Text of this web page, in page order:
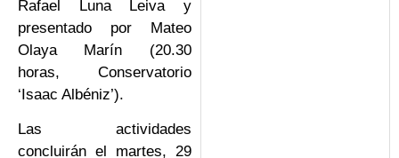
Rafael Luna Leiva y
presentado por Mateo
Olaya Marín (20.30
horas, Conservatorio
‘Isaac Albéniz’).
Las actividades
concluirán el martes, 29